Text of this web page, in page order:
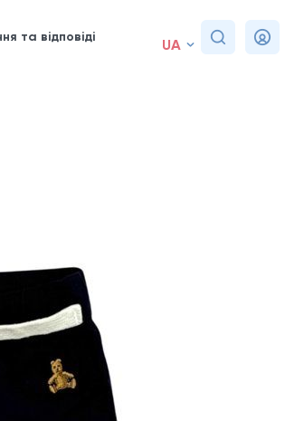
та відповіді
UA